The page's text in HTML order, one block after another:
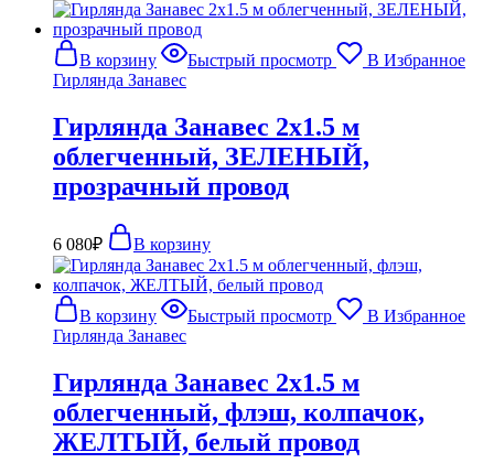
В корзину Быстрый просмотр
В Избранное
Гирлянда Занавес
Гирлянда Занавес 2х1.5 м
облегченный, ЗЕЛЕНЫЙ,
прозрачный провод
6 080₽ В корзину
В корзину Быстрый просмотр
В Избранное
Гирлянда Занавес
Гирлянда Занавес 2х1.5 м
облегченный, флэш, колпачок,
ЖЕЛТЫЙ, белый провод